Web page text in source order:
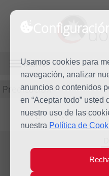
Usamos cookies para
navegación, analizar
anuncios o contenidos
en “Aceptar todo”
nuestro uso de las
nuestra Política de
MENÚ
Predicación
L M X